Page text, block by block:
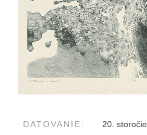
DATOVANIE: 20.